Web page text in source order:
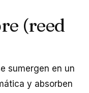
(reed
sumergen en un
y absorben